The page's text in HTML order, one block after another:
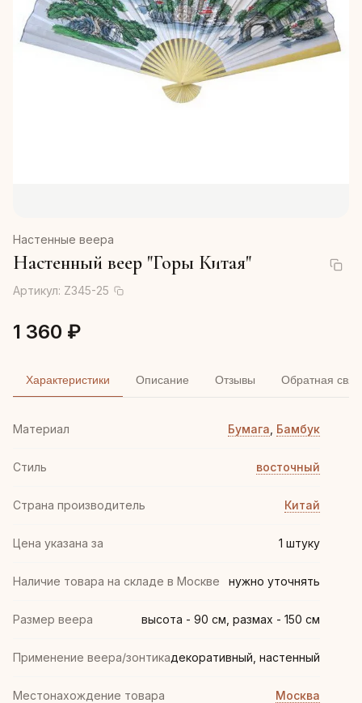
Настенные веера
Настенный веер "Горы Китая"
Артикул: Z345-25
1 360 ₽
Характеристики Описание Отзывы Обратная
Материал Бумага Бамбук
Стиль восточный
Страна производитель Китай
Цена указана за 1 штуку
Наличие товара на складе в Москве нужно уточнять
Размер веера высота - 90 см, размах - 150 см
Применение веера/зонтикадекоративный, настенный
Местонахождение товара Москва